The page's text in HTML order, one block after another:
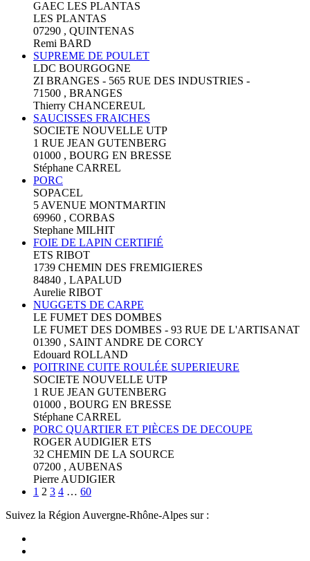
GAEC LES PLANTAS
LES PLANTAS
07290 , QUINTENAS
Remi BARD
SUPREME DE POULET
LDC BOURGOGNE
ZI BRANGES - 565 RUE DES INDUSTRIES -
71500 , BRANGES
Thierry CHANCEREUL
SAUCISSES FRAICHES
SOCIETE NOUVELLE UTP
1 RUE JEAN GUTENBERG
01000 , BOURG EN BRESSE
Stéphane CARREL
PORC
SOPACEL
5 AVENUE MONTMARTIN
69960 , CORBAS
Stephane MILHIT
FOIE DE LAPIN CERTIFIÉ
ETS RIBOT
1739 CHEMIN DES FREMIGIERES
84840 , LAPALUD
Aurelie RIBOT
NUGGETS DE CARPE
LE FUMET DES DOMBES
LE FUMET DES DOMBES - 93 RUE DE L'ARTISANAT
01390 , SAINT ANDRE DE CORCY
Edouard ROLLAND
POITRINE CUITE ROULÉE SUPERIEURE
SOCIETE NOUVELLE UTP
1 RUE JEAN GUTENBERG
01000 , BOURG EN BRESSE
Stéphane CARREL
PORC QUARTIER ET PIÈCES DE DECOUPE
ROGER AUDIGIER ETS
32 CHEMIN DE LA SOURCE
07200 , AUBENAS
Pierre AUDIGIER
1 2 3 4 … 60
Suivez la Région Auvergne-Rhône-Alpes sur :